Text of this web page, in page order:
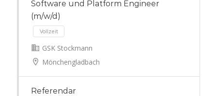
Software und Platform Engineer
(m/w/d)
GSK Stockmann
Mönchengladbach
Referendar